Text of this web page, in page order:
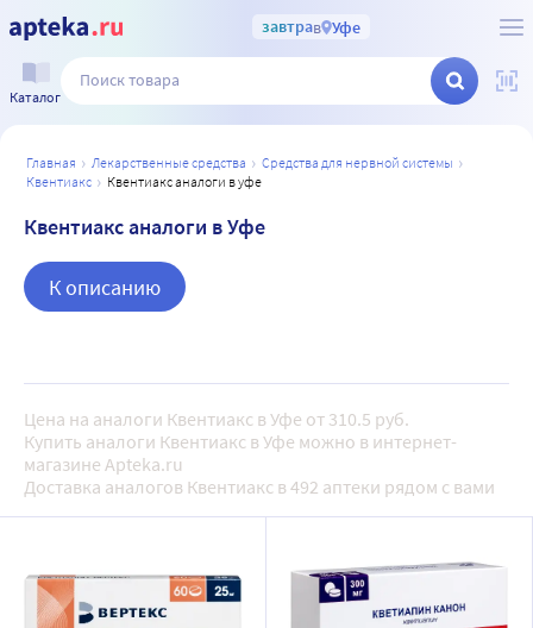
завтрав Уфе
Каталог
главная лекарственные средства
средства для нервной системы
квентиакс
квентиакс аналоги в уфе
Квентиакс аналоги в Уфе
К описанию
Цена на аналоги Квентиакс в Уфе от 310.5 руб.
Купить аналоги Квентиакс в Уфе можно в интернет-
магазине Apteka.ru
Доставка аналогов Квентиакс в 492 аптеки рядом с вами